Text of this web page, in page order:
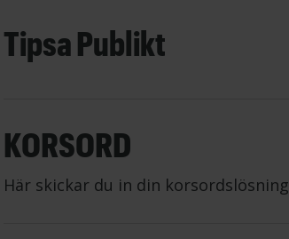
Tipsa Publikt
KORSORD
Här skickar du in din korsordslösning